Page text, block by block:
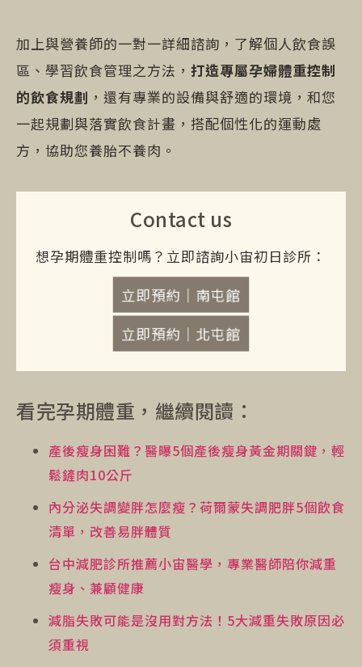
加上與營養師的一對一詳細諮詢，了解個人飲食誤
區、學習飲食管理之方法， 打造專屬孕婦體重控制
的飲食規劃 ，還有專業的設備與舒適的環境，和您
一起規劃與落實飲食計畫，搭配個性化的運動處
方，協助您養胎不養肉。
Contact us
想孕期體重控制嗎？立即諮詢小宙初日診所：
立即預約｜南屯館
立即預約｜北屯館
看完孕期體重，繼續閱讀：
產後瘦身困難？醫曝5個產後瘦身黃金期關鍵，輕
鬆鏟肉10公斤
內分泌失調變胖怎麼瘦？荷爾蒙失調肥胖5個飲食
清單，改善易胖體質
台中減肥診所推薦小宙醫學，專業醫師陪你減重
瘦身、兼顧健康
減脂失敗可能是沒用對方法！5大減重失敗原因必
須重視